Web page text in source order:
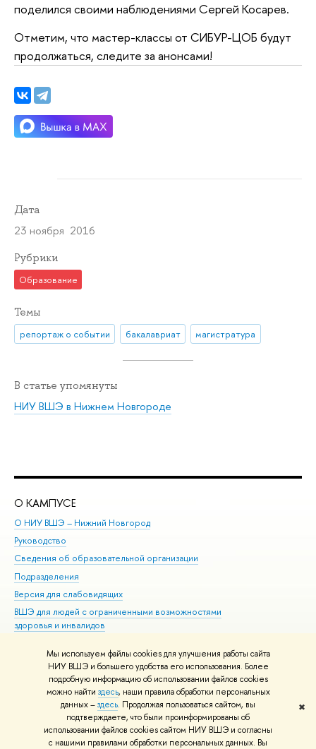
Мы используем файлы cookies для улучшения работы сайта
НИУ ВШЭ и большего удобства его использования. Более
подробную информацию об использовании файлов cookies
можно найти здесь, наши правила обработки персональных
данных –здесь. Продолжая пользоваться сайтом, вы
подтверждаете, что были проинформированы об
использовании файлов cookies сайтом НИУ ВШЭ и согласны
с нашими правилами обработки персональных данных. Вы
✖
поделился своими наблюдениями Сергей Косарев.
Отметим, что мастер-классы от СИБУР-ЦОБ будут
продолжаться, следите за анонсами!
Дата
23 ноября 2016
Рубрики
Образование
Темы
репортаж о событии бакалавриат магистратура
В статье упомянуты
НИУ ВШЭ в Нижнем Новгороде
О КАМПУСЕ
О НИУ ВШЭ – Нижний Новгород
Руководство
Сведения об образовательной организации
Подразделения
Версия для слабовидящих
ВШЭ для людей с ограниченными возможностями
здоровья и инвалидов
© НИУ ВШЭ 1993–2026 Адреса и контакты Условия использования
материалов Политика конфиденциальности Карта сайта